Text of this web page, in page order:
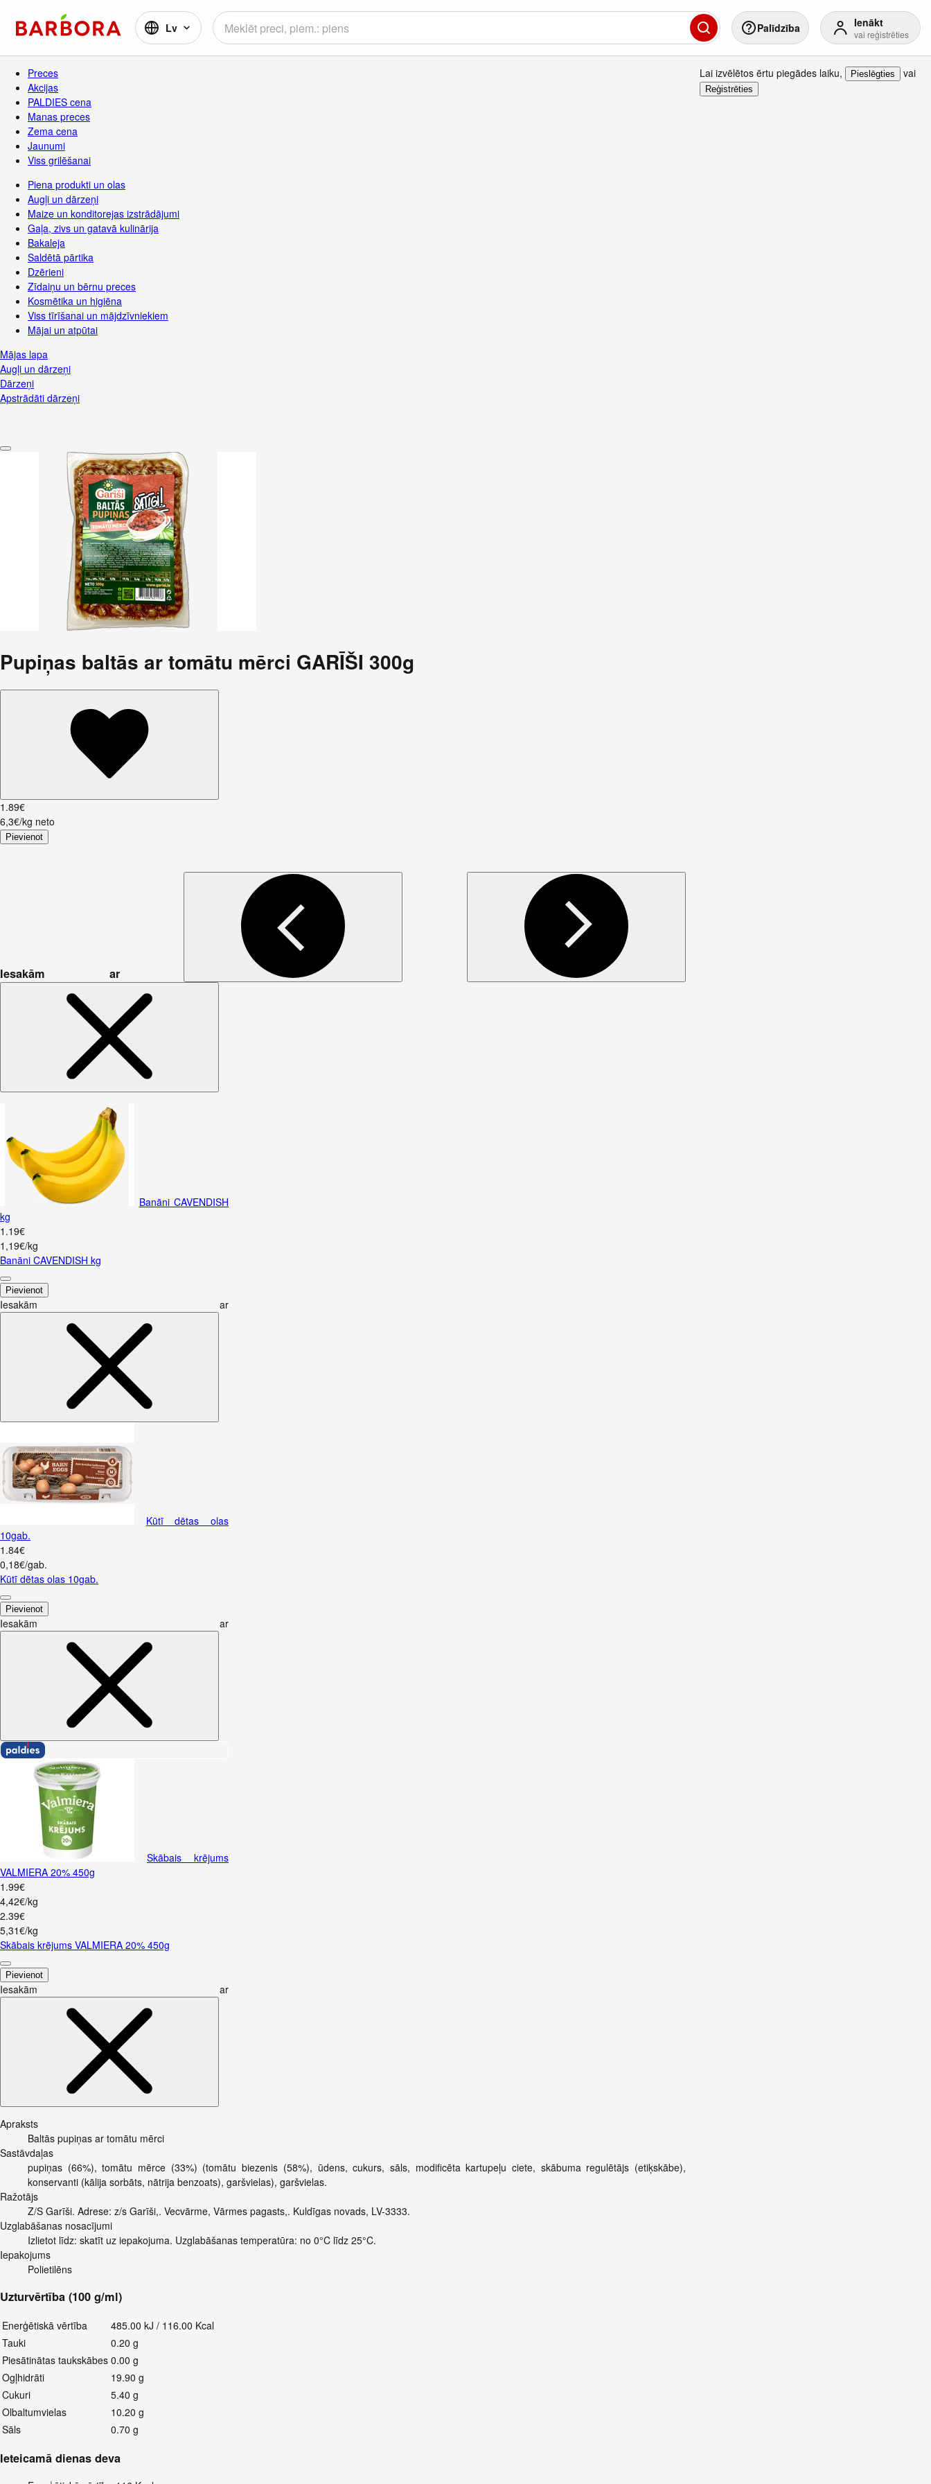
Lv Palīdzība Ienākt
vai reģistrēties
Preces
Akcijas
PALDIES cena
Manas preces
Zema cena
Jaunumi
Viss grilēšanai
Piena produkti un olas
Augļi un dārzeņi
Maize un konditorejas izstrādājumi
Gaļa, zivs un gatavā kulinārija
Bakaleja
Saldētā pārtika
Dzērieni
Zīdaiņu un bērnu preces
Kosmētika un higiēna
Viss tīrīšanai un mājdzīvniekiem
Mājai un atpūtai
Mājas lapa
Augļi un dārzeņi
Dārzeņi
Apstrādāti dārzeņi
Lai izvēlētos ērtu piegādes laiku, Pieslēgties vai
Reģistrēties
Pupiņas baltās ar tomātu mērci GARĪŠI 300g
1 .89€
6,3€/kg neto
Pievienot
Iesakām ar
Banāni CAVENDISH
kg
1 .19€
1,19€/kg
Banāni CAVENDISH kg
Pievienot
Iesakām ar
Kūtī dētas olas
10gab.
1 .84€
0,18€/gab.
Kūtī dētas olas 10gab.
Pievienot
Iesakām ar
Skābais krējums
VALMIERA 20% 450g
1 .99€
4,42€/kg
2.39€
5,31€/kg
Skābais krējums VALMIERA 20% 450g
Pievienot
Iesakām ar
Apraksts
Baltās pupiņas ar tomātu mērci
Sastāvdaļas
pupiņas (66%), tomātu mērce (33%) (tomātu biezenis (58%), ūdens, cukurs, sāls, modificēta kartupeļu ciete, skābuma regulētājs (etiķskābe),
konservanti (kālija sorbāts, nātrija benzoats), garšvielas), garšvielas.
Ražotājs
Z/S Garīši. Adrese: z/s Garīši,. Vecvārme, Vārmes pagasts,. Kuldīgas novads, LV-3333.
Uzglabāšanas nosacījumi
Izlietot līdz: skatīt uz iepakojuma. Uzglabāšanas temperatūra: no 0°C līdz 25°C.
Iepakojums
Polietilēns
Uzturvērtība (100 g/ml)
Enerģētiskā vērtība
485.00 kJ / 116.00 Kcal
Tauki
0.20 g
Piesātinātas taukskābes 0.00 g
Ogļhidrāti
19.90 g
Cukuri
5.40 g
Olbaltumvielas
10.20 g
Sāls
0.70 g
Ieteicamā dienas deva